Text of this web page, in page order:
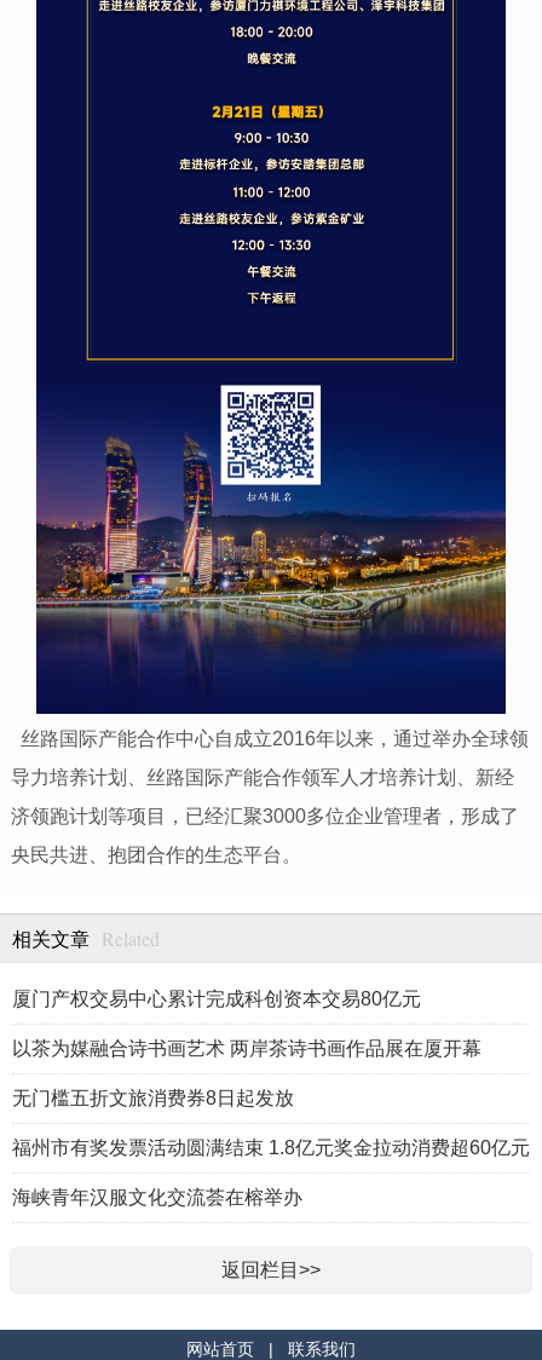
丝路国际产能合作中心自成立2016年以来，通过举办全球领
导力培养计划、丝路国际产能合作领军人才培养计划、新经
济领跑计划等项目，已经汇聚3000多位企业管理者，形成了
央民共进、抱团合作的生态平台。
相关文章 Related
厦门产权交易中心累计完成科创资本交易80亿元
以茶为媒融合诗书画艺术 两岸茶诗书画作品展在厦开幕
无门槛五折文旅消费券8日起发放
福州市有奖发票活动圆满结束 1.8亿元奖金拉动消费超60亿元
海峡青年汉服文化交流荟在榕举办
返回栏目>>
网站首页 | 联系我们